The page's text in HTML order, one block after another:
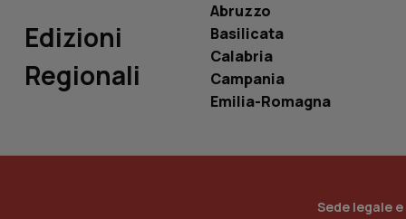
Edizioni
Regionali
Abruzzo
Basilicata
Calabria
Campania
Emilia-Romagna
Sede legale
_ga_KM60CM4NPH